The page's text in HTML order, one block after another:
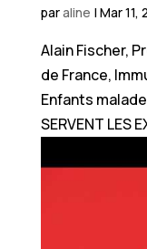
paraline | Mar 11,
Alain Fischer,
de France,
Enfants
SERVENT LES